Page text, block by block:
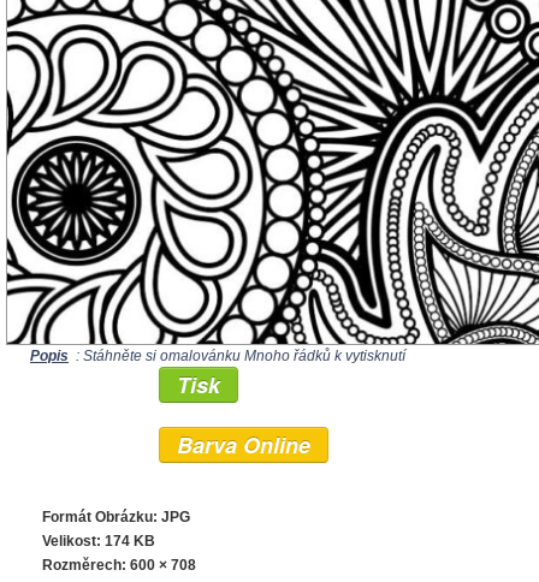
Popis : Stáhněte si omalovánku Mnoho řádků k vytisknutí
Tisk
Barva Online
Formát Obrázku: JPG
Velikost: 174 KB
Rozměrech: 600 × 708